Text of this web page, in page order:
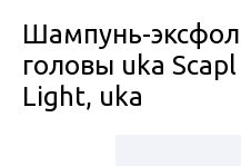
Шампунь-
головы uka
Light, uka